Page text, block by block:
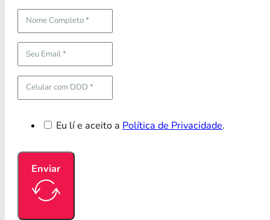
Eu lí e aceito a Política de Privacidade.
Enviar